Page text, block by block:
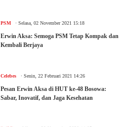
PSM Selasa, 02 November 2021 15:18
Erwin Aksa: Semoga PSM Tetap Kompak dan
Kembali Berjaya
Celebes Senin, 22 Februari 2021 14:26
Pesan Erwin Aksa di HUT ke-48 Bosowa:
Sabar, Inovatif, dan Jaga Kesehatan